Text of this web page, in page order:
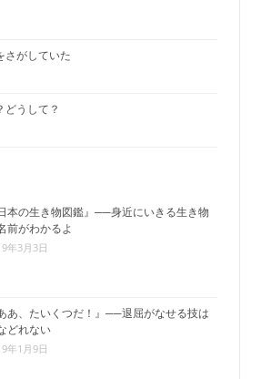
さがしていた
うして？
日本の生き物図鑑』──身近にいきる生き物
前がわかるよ
年3月3日
ああ、たいくつだ！』──退屈がなせる技は
どれない
年1月9日